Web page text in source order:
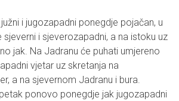
i jugozapadni ponegdje pojačan, u
i sjeverozapadni, a na istoku uz
jak. Na Jadranu će puhati umjereno
vjetar uz skretanja na
a na sjevernom Jadranu i bura.
ponovo ponegdje jak jugozapadni